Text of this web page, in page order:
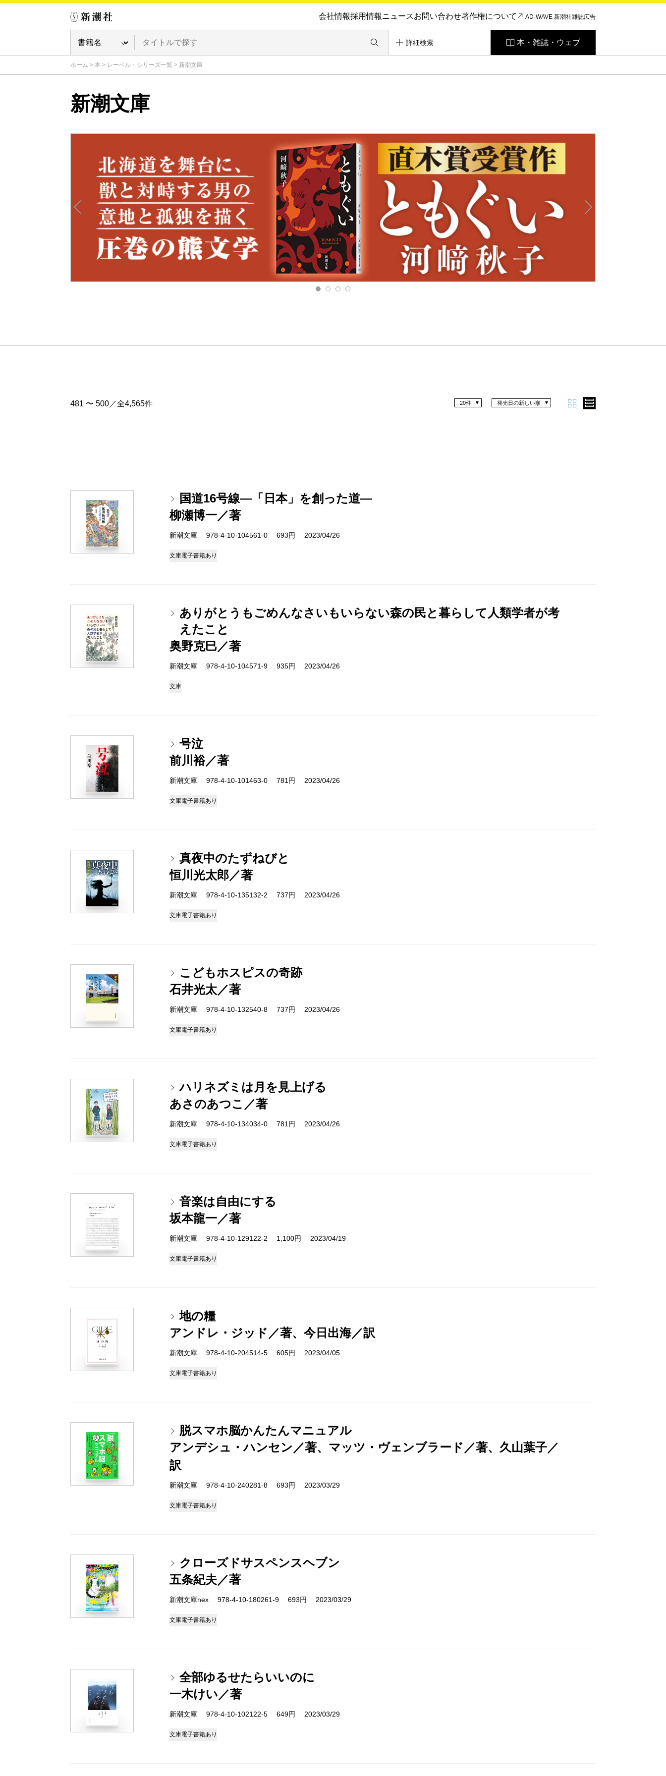
会社情報採用情報ニュースお問い合わせ著作権について AD-WAVE 新潮社雑誌広告
詳細検索 本・雑誌・ウェブ
ホーム > 本 > レーベル・シリーズ一覧 > 新潮文庫
新潮文庫
481 〜 500／全4,565件 発売日の新しい順
20件
国道16号線―「日本」を創った道―
柳瀬博一／著
新潮文庫 978-4-10-104561-0 693円 2023/04/26
文庫電子書籍あり
ありがとうもごめんなさいもいらない森の民と暮らして人類学者が考
えたこと
奥野克巳／著
新潮文庫 978-4-10-104571-9 935円 2023/04/26
文庫
号泣
前川裕／著
新潮文庫 978-4-10-101463-0 781円 2023/04/26
文庫電子書籍あり
真夜中のたずねびと
恒川光太郎／著
新潮文庫 978-4-10-135132-2 737円 2023/04/26
文庫電子書籍あり
こどもホスピスの奇跡
石井光太／著
新潮文庫 978-4-10-132540-8 737円 2023/04/26
文庫電子書籍あり
ハリネズミは月を見上げる
あさのあつこ／著
新潮文庫 978-4-10-134034-0 781円 2023/04/26
文庫電子書籍あり
音楽は自由にする
坂本龍一／著
新潮文庫 978-4-10-129122-2 1,100円 2023/04/19
文庫電子書籍あり
地の糧
アンドレ・ジッド／著、今日出海／訳
新潮文庫 978-4-10-204514-5 605円 2023/04/05
文庫電子書籍あり
脱スマホ脳かんたんマニュアル
アンデシュ・ハンセン／著、マッツ・ヴェンブラード／著、久山葉子／
訳
新潮文庫 978-4-10-240281-8 693円 2023/03/29
文庫電子書籍あり
クローズドサスペンスヘブン
五条紀夫／著
新潮文庫nex 978-4-10-180261-9 693円 2023/03/29
文庫電子書籍あり
全部ゆるせたらいいのに
一木けい／著
新潮文庫 978-4-10-102122-5 649円 2023/03/29
文庫電子書籍あり